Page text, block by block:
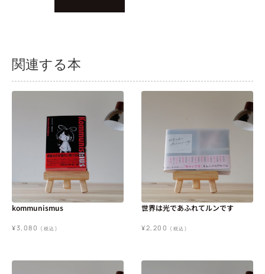
関連する本
kommunismus
¥3,080 (税込)
世界は光であふれてルンです
¥2,200 (税込)